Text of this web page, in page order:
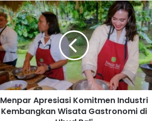
Menpar Apresiasi Komitmen Industri
Kembangkan Wisata Gastronomi di